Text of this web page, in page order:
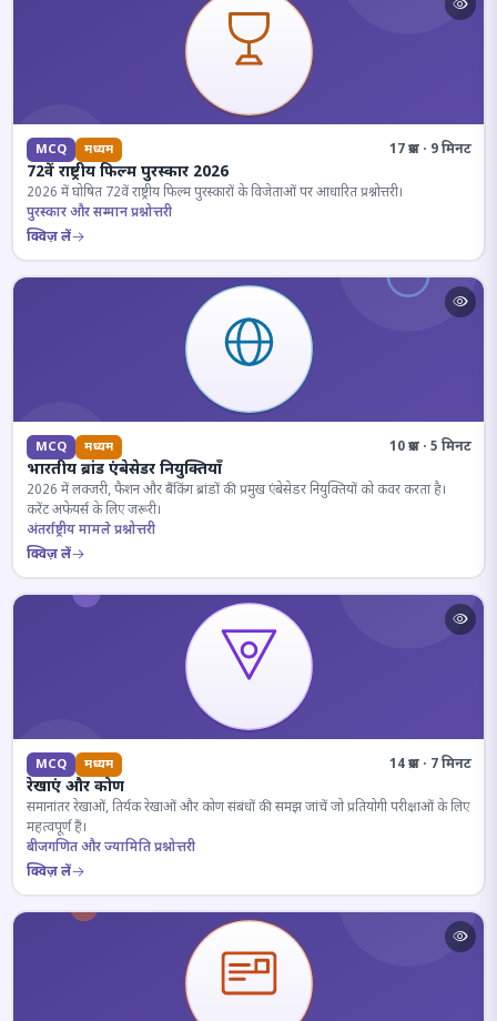
MCQ मध्यम 17 प्रश्न · 9 मिनट
72वें राष्ट्रीय फिल्म पुरस्कार 2026
2026 में घोषित 72वें राष्ट्रीय फिल्म पुरस्कारों के विजेताओं पर आधारित प्रश्नोत्तरी।
पुरस्कार और सम्मान प्रश्नोत्तरी
क्विज़ लें
MCQ मध्यम 10 प्रश्न · 5 मिनट
भारतीय ब्रांड एंबेसेडर नियुक्तियाँ
2026 में लक्जरी, फैशन और बैंकिंग ब्रांडों की प्रमुख एंबेसेडर नियुक्तियों को कवर करता है।
करेंट अफेयर्स के लिए जरूरी।
अंतर्राष्ट्रीय मामले प्रश्नोत्तरी
क्विज़ लें
MCQ मध्यम 14 प्रश्न · 7 मिनट
रेखाएं और कोण
समानांतर रेखाओं, तिर्यक रेखाओं और कोण संबंधों की समझ जांचें जो प्रतियोगी परीक्षाओं के लिए
महत्वपूर्ण हैं।
बीजगणित और ज्यामिति प्रश्नोत्तरी
क्विज़ लें